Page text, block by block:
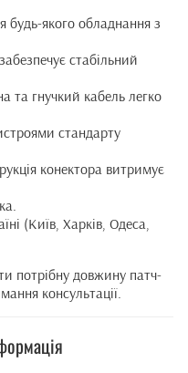
будь-якого обладнання з
стабільний
та гнучкий кабель легко
стандарту
конектора витримує
(Київ, Харків, Одеса,
потрібну довжину патч-
консультації.